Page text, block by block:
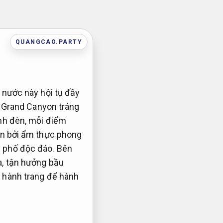
QUANGCAO.PARTY
này hội tụ đầy
Canyon tráng
đèn, mỗi điểm
bởi ẩm thực phong
độc đáo. Bên
tận hưởng bầu
trang để hành